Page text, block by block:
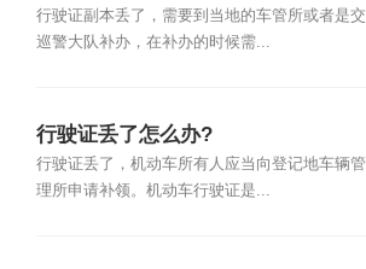
行驶证副本丢了，需要到当地的车管所或者是交
巡警大队补办，在补办的时候需...
行驶证丢了怎么办?
行驶证丢了，机动车所有人应当向登记地车辆管
理所申请补领。机动车行驶证是...